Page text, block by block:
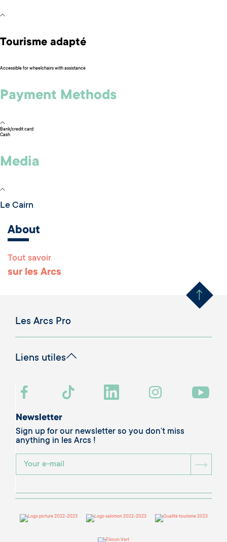
Tourisme adapté
Accessible for wheelchairs with assistance
Payment Methods
Bank/credit card
Cash
Media
Le Cairn
About
Tout savoir
sur les Arcs Remonter
Les Arcs Pro
Liens utiles
Newsletter
Sign up for our newsletter so you don’t miss
anything in les Arcs !